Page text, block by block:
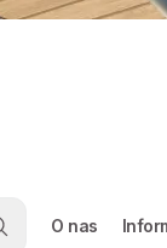
O nas